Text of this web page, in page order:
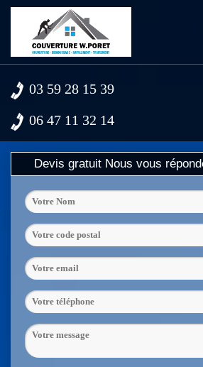
03 59 28 15 39
06 47 11 32 14
Devis gratuit Nous vous